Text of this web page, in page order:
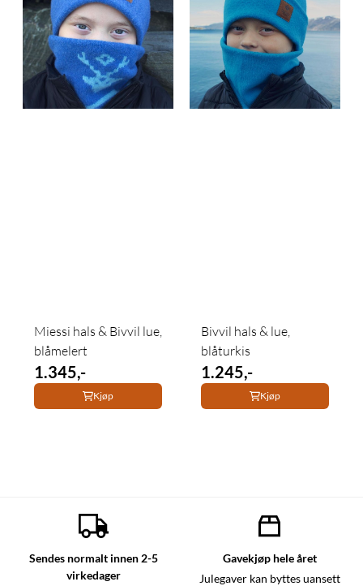
Miessi hals & Bivvil lue,
blåmelert
1.345,-
Kjøp
Bivvil hals & lue,
blåturkis
1.245,-
Kjøp
Sendes normalt innen 2-5
virkedager
Gavekjøp hele året
Julegaver kan byttes uansett